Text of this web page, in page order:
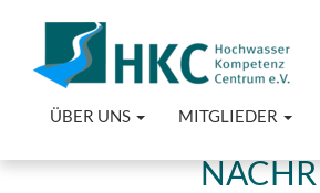
ÜBER UNS MITGLIEDER